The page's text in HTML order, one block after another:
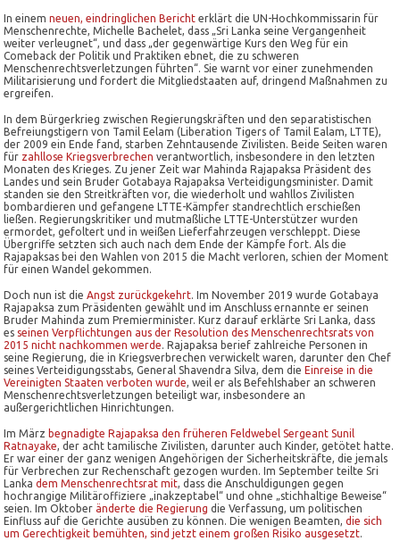
In einemneuen, eindringlichen Bericht erklärt die UN-Hochkommissarin für
Menschenrechte, Michelle Bachelet, dass „Sri Lanka seine Vergangenheit
weiter verleugnet“, und dass „der gegenwärtige Kurs den Weg für ein
Comeback der Politik und Praktiken ebnet, die zu schweren
Menschenrechtsverletzungen führten“. Sie warnt vor einer zunehmenden
Militarisierung und fordert die Mitgliedstaaten auf, dringend Maßnahmen zu
ergreifen.
In dem Bürgerkrieg zwischen Regierungskräften und den separatistischen
Befreiungstigern von Tamil Eelam (Liberation Tigers of Tamil Ealam, LTTE),
der 2009 ein Ende fand, starben Zehntausende Zivilisten. Beide Seiten waren
für zahllose Kriegsverbrechen verantwortlich, insbesondere in den letzten
Monaten des Krieges. Zu jener Zeit war Mahinda Rajapaksa Präsident des
Landes und sein Bruder Gotabaya Rajapaksa Verteidigungsminister. Damit
standen sie den Streitkräften vor, die wiederholt und wahllos Zivilisten
bombardieren und gefangene LTTE-Kämpfer standrechtlich erschießen
ließen. Regierungskritiker und mutmaßliche LTTE-Unterstützer wurden
ermordet, gefoltert und in weißen Lieferfahrzeugen verschleppt. Diese
Übergriffe setzten sich auch nach dem Ende der Kämpfe fort. Als die
Rajapaksas bei den Wahlen von 2015 die Macht verloren, schien der Moment
für einen Wandel gekommen.
Doch nun ist dieAngst zurückgekehrt. Im November 2019 wurde Gotabaya
Rajapaksa zum Präsidenten gewählt und im Anschluss ernannte er seinen
Bruder Mahinda zum Premierminister. Kurz darauf erklärte Sri Lanka, dass
es seinen Verpflichtungen aus der Resolution des Menschenrechtsrats von
2015 nicht nachkommen werde. Rajapaksa berief zahlreiche Personen in
seine Regierung, die in Kriegsverbrechen verwickelt waren, darunter den Chef
seines Verteidigungsstabs, General Shavendra Silva, dem dieEinreise in die
Vereinigten Staaten verboten wurde, weil er als Befehlshaber an schweren
Menschenrechtsverletzungen beteiligt war, insbesondere an
außergerichtlichen Hinrichtungen.
Im März begnadigte Rajapaksa den früheren Feldwebel Sergeant Sunil
Ratnayake, der acht tamilische Zivilisten, darunter auch Kinder, getötet hatte.
Er war einer der ganz wenigen Angehörigen der Sicherheitskräfte, die jemals
für Verbrechen zur Rechenschaft gezogen wurden. Im September teilte Sri
Lankadem Menschenrechtsrat mit, dass die Anschuldigungen gegen
hochrangige Militäroffiziere „inakzeptabel“ und ohne „stichhaltige Beweise“
seien. Im Oktober änderte die Regierung die Verfassung, um politischen
Einfluss auf die Gerichte ausüben zu können. Die wenigen Beamten,die sich
um Gerechtigkeit bemühten, sind jetzt einem großen Risiko ausgesetzt.